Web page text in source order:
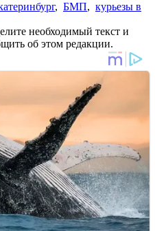
, БМП, курьезы в
необходимый текст и
об этом редакции.